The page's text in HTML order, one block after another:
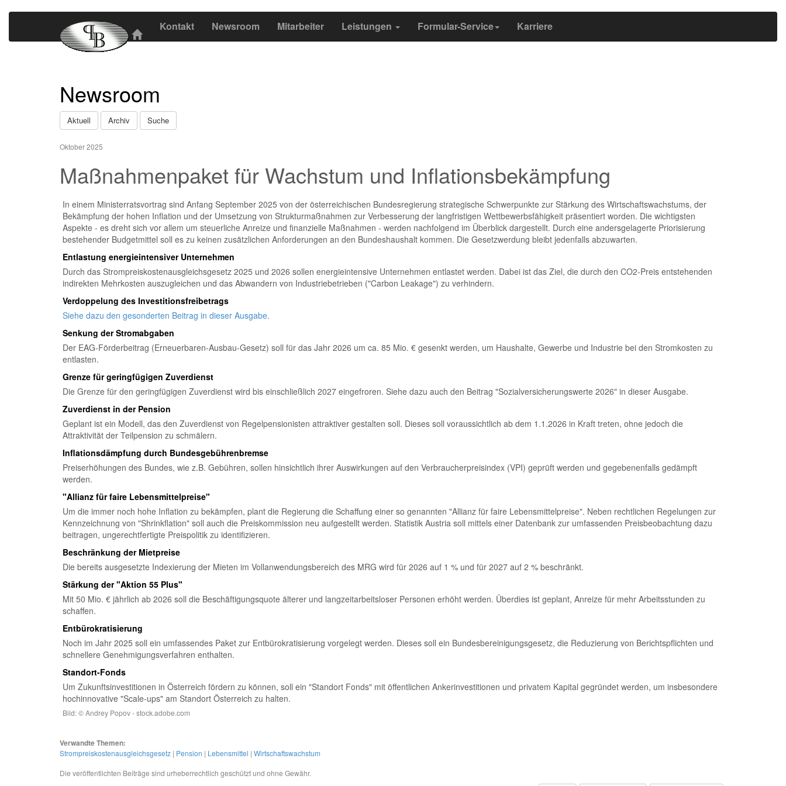
Kontakt Newsroom Mitarbeiter Leistungen Formular-Service Karriere
Newsroom
Aktuell Archiv Suche
Oktober 2025
Maßnahmenpaket für Wachstum und Inflationsbekämpfung
In einem Ministerratsvortrag sind Anfang September 2025 von der österreichischen Bundesregierung strategische Schwerpunkte zur Stärkung des Wirtschaftswachstums, der
Bekämpfung der hohen Inflation und der Umsetzung von Strukturmaßnahmen zur Verbesserung der langfristigen Wettbewerbsfähigkeit präsentiert worden. Die wichtigsten
Aspekte - es dreht sich vor allem um steuerliche Anreize und finanzielle Maßnahmen - werden nachfolgend im Überblick dargestellt. Durch eine andersgelagerte Priorisierung
bestehender Budgetmittel soll es zu keinen zusätzlichen Anforderungen an den Bundeshaushalt kommen. Die Gesetzwerdung bleibt jedenfalls abzuwarten.
Entlastung energieintensiver Unternehmen
Durch das Strompreiskostenausgleichsgesetz 2025 und 2026 sollen energieintensive Unternehmen entlastet werden. Dabei ist das Ziel, die durch den CO2-Preis entstehenden
indirekten Mehrkosten auszugleichen und das Abwandern von Industriebetrieben ("Carbon Leakage") zu verhindern.
Verdoppelung des Investitionsfreibetrags
Siehe dazu den gesonderten Beitrag in dieser Ausgabe.
Senkung der Stromabgaben
Der EAG-Förderbeitrag (Erneuerbaren-Ausbau-Gesetz) soll für das Jahr 2026 um ca. 85 Mio. € gesenkt werden, um Haushalte, Gewerbe und Industrie bei den Stromkosten zu
entlasten.
Grenze für geringfügigen Zuverdienst
Die Grenze für den geringfügigen Zuverdienst wird bis einschließlich 2027 eingefroren. Siehe dazu auch den Beitrag "Sozialversicherungswerte 2026" in dieser Ausgabe.
Zuverdienst in der Pension
Geplant ist ein Modell, das den Zuverdienst von Regelpensionisten attraktiver gestalten soll. Dieses soll voraussichtlich ab dem 1.1.2026 in Kraft treten, ohne jedoch die
Attraktivität der Teilpension zu schmälern.
Inflationsdämpfung durch Bundesgebührenbremse
Preiserhöhungen des Bundes, wie z.B. Gebühren, sollen hinsichtlich ihrer Auswirkungen auf den Verbraucherpreisindex (VPI) geprüft werden und gegebenenfalls gedämpft
werden.
"Allianz für faire Lebensmittelpreise"
Um die immer noch hohe Inflation zu bekämpfen, plant die Regierung die Schaffung einer so genannten "Allianz für faire Lebensmittelpreise". Neben rechtlichen Regelungen zur
Kennzeichnung von "Shrinkflation" soll auch die Preiskommission neu aufgestellt werden. Statistik Austria soll mittels einer Datenbank zur umfassenden Preisbeobachtung dazu
beitragen, ungerechtfertigte Preispolitik zu identifizieren.
Beschränkung der Mietpreise
Die bereits ausgesetzte Indexierung der Mieten im Vollanwendungsbereich des MRG wird für 2026 auf 1 % und für 2027 auf 2 % beschränkt.
Stärkung der "Aktion 55 Plus"
Mit 50 Mio. € jährlich ab 2026 soll die Beschäftigungsquote älterer und langzeitarbeitsloser Personen erhöht werden. Überdies ist geplant, Anreize für mehr Arbeitsstunden zu
schaffen.
Entbürokratisierung
Noch im Jahr 2025 soll ein umfassendes Paket zur Entbürokratisierung vorgelegt werden. Dieses soll ein Bundesbereinigungsgesetz, die Reduzierung von Berichtspflichten und
schnellere Genehmigungsverfahren enthalten.
Standort-Fonds
Um Zukunftsinvestitionen in Österreich fördern zu können, soll ein "Standort Fonds" mit öffentlichen Ankerinvestitionen und privatem Kapital gegründet werden, um insbesondere
hochinnovative "Scale-ups" am Standort Österreich zu halten.
Bild: © Andrey Popov - stock.adobe.com
Verwandte Themen:
Strompreiskostenausgleichsgesetz | Pension | Lebensmittel | Wirtschaftswachstum
Die veröffentlichten Beiträge sind urheberrechtlich geschützt und ohne Gewähr.